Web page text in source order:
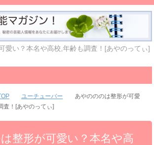
愛い？本名や高校,年齢も調査！[あやのってぃ]
ユーチューバー
あやのののは整形が可愛
査！[あやのってぃ]
整形が可愛い？本名や高